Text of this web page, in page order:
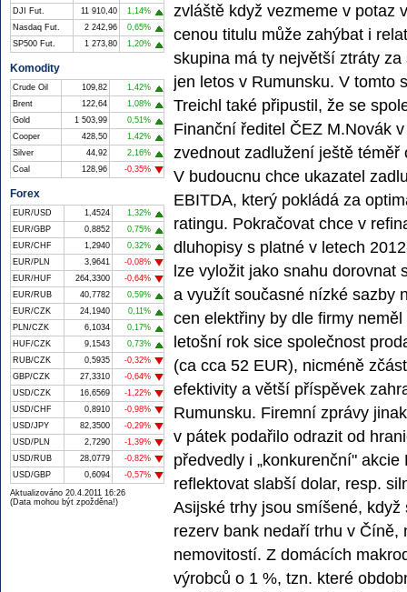
zvláště když vezmeme v potaz
cenou titulu může zahýbat i
skupina má ty největší ztráty
jen letos v Rumunsku. V tomto
Treichl také připustil, že se
Finanční ředitel ČEZ M.Novák
zvednout zadlužení ještě
V budoucnu chce ukazatel
EBITDA, který pokládá za
ratingu. Pokračovat chce v
dluhopisy s platné v letech
lze vyložit jako snahu dorovnat
a využít současné nízké sazby
cen elektřiny by dle firmy
letošní rok sice společnost
(ca cca 52 EUR), nicméně
efektivity a větší příspěvek
Rumunsku. Firemní zprávy
v pátek podařilo odrazit od
předvedly i „konkurenční"
reflektovat slabší dolar, resp.
Asijské trhy jsou smíšené,
rezerv bank nedaří trhu v Číně,
nemovitostí. Z domácích
výrobců o 1 %, tzn. které
DJI Fut.
11 910,40
1,14%
Nasdaq Fut.
2 242,96
0,65%
SP500 Fut.
1 273,80 1,20%
Komodity
Crude Oil 109,82
1,42%
Brent
122,64
1,08%
Gold
1 503,99
0,51%
Cooper
428,50
1,42%
Silver
44,92
2,16%
Coal
128,96 -0,35%
Forex
EUR/USD 1,4524
1,32%
EUR/GBP
0,8852
0,75%
EUR/CHF
1,2940
0,32%
EUR/PLN
3,9641
-0,08%
EUR/HUF
264,3300
-0,64%
EUR/RUB
40,7782
0,59%
EUR/CZK
24,1940
0,11%
PLN/CZK
6,1034
0,17%
HUF/CZK
9,1543
0,73%
RUB/CZK
0,5935
-0,32%
GBP/CZK
27,3310
-0,64%
USD/CZK
16,6569
-1,22%
USD/CHF
0,8910
-0,98%
USD/JPY
82,3500
-0,29%
USD/PLN
2,7290
-1,39%
USD/RUB
28,0779
-0,82%
USD/GBP
0,6094
-0,57%
Aktualizováno 20.4.2011 16:26
(Data mohou být zpožděna!)